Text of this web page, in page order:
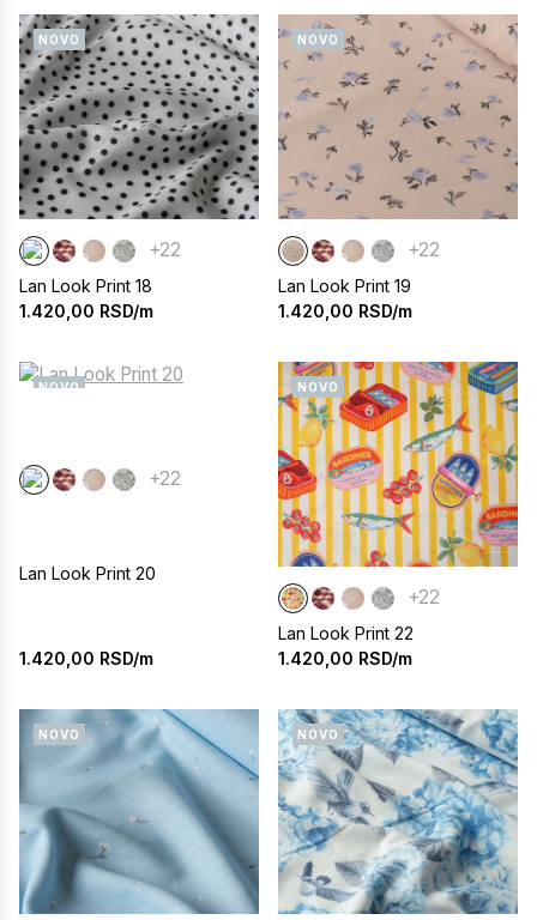
NOVO
+22
Lan Look Print 18
1.420,00 RSD/m
NOVO
+22
Lan Look Print 19
1.420,00 RSD/m
NOVO
+22
Lan Look Print 20
1.420,00 RSD/m
NOVO
+22
Lan Look Print 22
1.420,00 RSD/m
NOVO NOVO